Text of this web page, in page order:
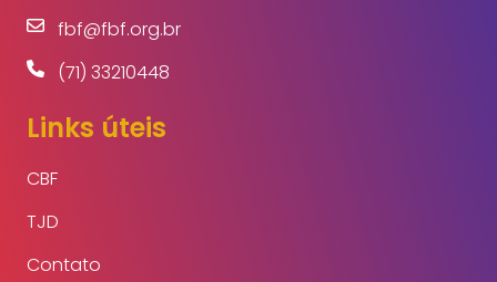
fbf@fbf.org.br
(71) 33210448
Links úteis
CBF
TJD
Contato